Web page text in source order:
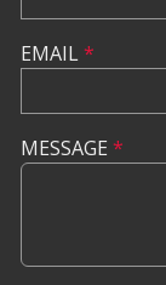
EMAIL*
MESSAGE *